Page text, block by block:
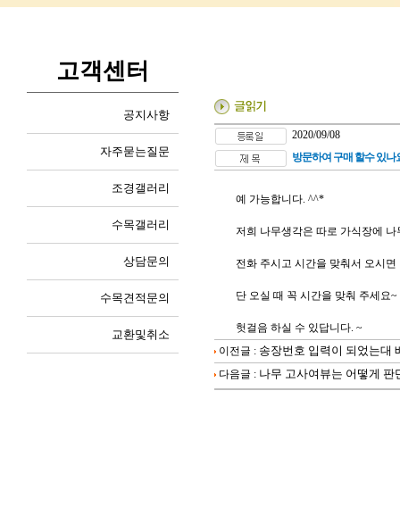
고객센터
공지사항
자주묻는질문
조경갤러리
수목갤러리
상담문의
수목견적문의
교환및취소
2020/09/08
방문하여 구매 할수 있나
예 가능합니다. ^^*
저희 나무생각은 따로 가식장에
전화 주시고 시간을 맞춰서 오시
단 오실 때 꼭 시간을 맞춰 주세요
헛걸음 하실 수 있답니다. ~
이전글 : 송장번호 입력이 되었는대
다음글 : 나무 고사여뷰는 어떻게 판